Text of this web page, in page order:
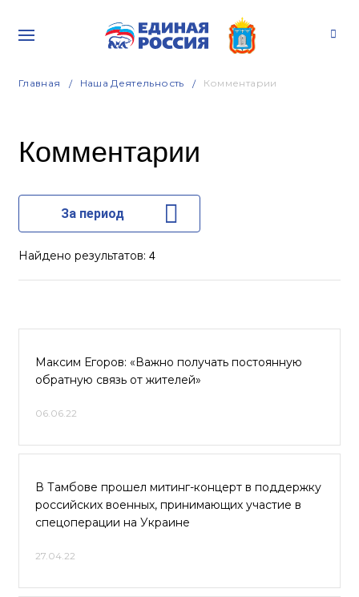
Главная Наша Деятельность Комментарии
Комментарии
За период
Найдено результатов: 4
Максим Егоров: «Важно получать постоянную
обратную связь от жителей»
06.06.22
В Тамбове прошел митинг-концерт в поддержку
российских военных, принимающих участие в
спецоперации на Украине
27.04.22